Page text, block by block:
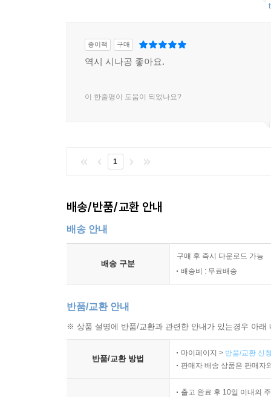
종이책 구매
역시 시나공 좋아요.
이 한줄평이 도움이 되었나요?
1
배송/반품/교환 안내
배송 안내
배송 구분
구매 후 즉시 다운로드 가능
배송비 : 무료배송
반품/교환 안내
※ 상품 설명에 반품/교환과 관련한 안내가 있는경우 아
반품/교환 방법
마이페이지 > 반품/교환 신
판매자 배송 상품은 판매자
출고 완료 후 10일 이내의